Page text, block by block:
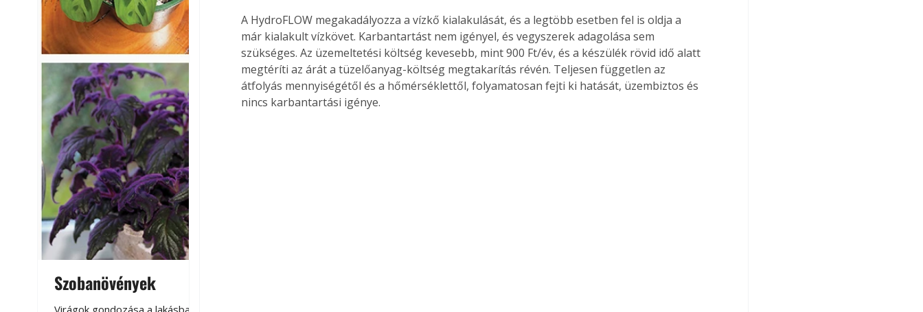
Szobanövények
A HydroFLOW megakadályozza a vízkő kialakulását, és a legtöbb esetben fel is oldja a
már kialakult vízkövet. Karbantartást nem igényel, és vegyszerek adagolása sem
szükséges. Az üzemeltetési költség kevesebb, mint 900 Ft/év, és a készülék rövid idő alatt
megtéríti az árát a tüzelőanyag-költség megtakarítás révén. Teljesen független az
átfolyás mennyiségétől és a hőmérséklettől, folyamatosan fejti ki hatását, üzembiztos és
nincs karbantartási igénye.